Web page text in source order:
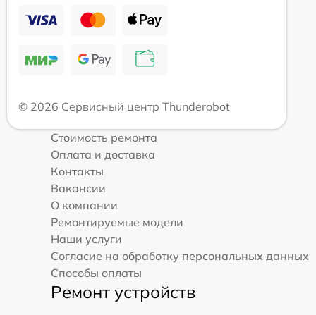
© 2026 Сервисный центр Thunderobot
Стоимость ремонта
Оплата и доставка
Контакты
Вакансии
О компании
Ремонтируемые модели
Наши услуги
Согласие на обработку персональных данных
Способы оплаты
Ремонт устройств